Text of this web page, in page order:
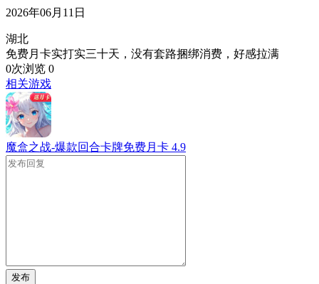
2026年06月11日
湖北
免费月卡实打实三十天，没有套路捆绑消费，好感拉满
0次浏览 0
相关游戏
魔盒之战-爆款回合卡牌免费月卡 4.9
发布